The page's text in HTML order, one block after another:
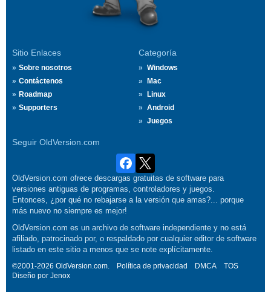
Sitio Enlaces
Sobre nosotros
Contáctenos
Roadmap
Supporters
Categoría
Windows
Mac
Linux
Android
Juegos
Seguir OldVersion.com
OldVersion.com ofrece descargas gratuitas de software para
versiones antiguas de programas, controladores y juegos.
Entonces, ¿por qué no rebajarse a la versión que amas?... porque
más nuevo no siempre es mejor!
OldVersion.com es un archivo de software independiente y no está
afiliado, patrocinado por, o respaldado por cualquier editor de software
listado en este sitio a menos que se note explícitamente.
©2001-2026 OldVersion.com. Política de privacidad DMCA
TOS
Diseño por Jenox